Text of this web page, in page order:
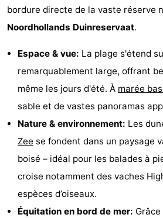
faire
d'intérêt
Points
vue
Attractions
Terrains
Aires
Centres
bordure directe de la vaste réserve
Noordhollands Duinreservaat.
Espace & vue: La plage s'étend
remarquablement large, offrant
même les jours d'été. À marée
sable et de vastes panoramas
Nature & environnement: Les
Zee se fondent dans un paysage
boisé – idéal pour les balades à
croise notamment des vaches
espèces d’oiseaux.
Équitation en bord de mer: